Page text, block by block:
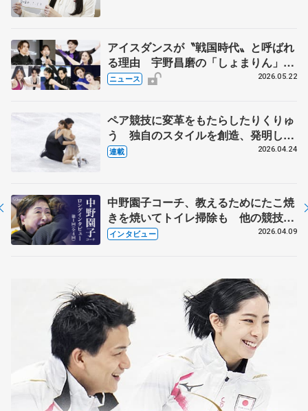
アイスダンスが〝戦国時代〟と呼ばれ
る理由 宇野昌磨の「しょまりん」ら
実力者が相次いで参戦 国内の競争激
ニュース 2026.05.22
ペア競技に変革をもたらしたりくりゅ
う 独自のスタイルを創造、発明した
【引退発表後②】
連載 2026.04.24
中野園子コーチ、教えるためにたこ焼
きを焼いてトイレ掃除も 他の競技に
も通用するという坂本花織の筋肉
インタビュー 2026.04.09